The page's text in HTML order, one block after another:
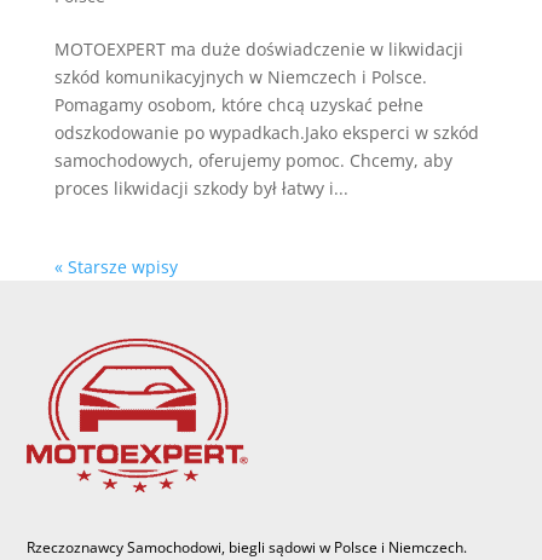
MOTOEXPERT ma duże doświadczenie w likwidacji
szkód komunikacyjnych w Niemczech i Polsce.
Pomagamy osobom, które chcą uzyskać pełne
odszkodowanie po wypadkach.Jako eksperci w szkód
samochodowych, oferujemy pomoc. Chcemy, aby
proces likwidacji szkody był łatwy i...
« Starsze wpisy
Rzeczoznawcy Samochodowi, biegli sądowi w Polsce i Niemczech.